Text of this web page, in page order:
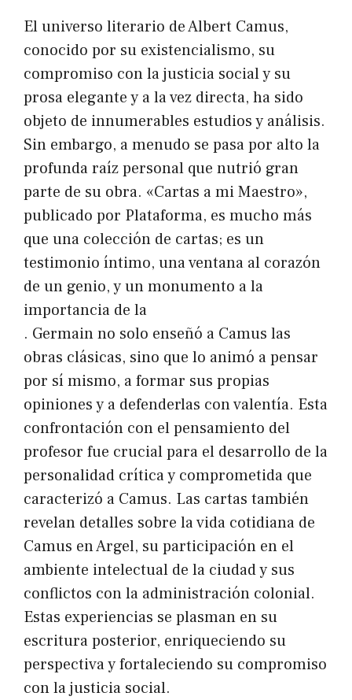
El universo literario de Albert Camus,
conocido por su existencialismo, su
compromiso con la justicia social y su
prosa elegante y a la vez directa, ha sido
objeto de innumerables estudios y análisis.
Sin embargo, a menudo se pasa por alto la
profunda raíz personal que nutrió gran
parte de su obra. «Cartas a mi Maestro»,
publicado por Plataforma, es mucho más
que una colección de cartas; es un
testimonio íntimo, una ventana al corazón
de un genio, y un monumento a la
importancia de la
. Germain no solo enseñó a Camus las
obras clásicas, sino que lo animó a pensar
por sí mismo, a formar sus propias
opiniones y a defenderlas con valentía. Esta
confrontación con el pensamiento del
profesor fue crucial para el desarrollo de la
personalidad crítica y comprometida que
caracterizó a Camus. Las cartas también
revelan detalles sobre la vida cotidiana de
Camus en Argel, su participación en el
ambiente intelectual de la ciudad y sus
conflictos con la administración colonial.
Estas experiencias se plasman en su
escritura posterior, enriqueciendo su
perspectiva y fortaleciendo su compromiso
con la justicia social.